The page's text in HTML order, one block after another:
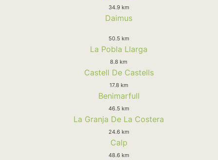
34.9 km
Daimus
50.5 km
La Pobla Llarga
8.8 km
Castell De Castells
17.8 km
Benimarfull
46.5 km
La Granja De La Costera
24.6 km
Calp
48.6 km